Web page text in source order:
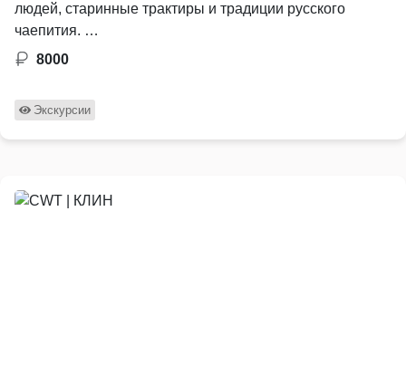
людей, старинные трактиры и традиции русского
чаепития. …
8000
Экскурсии